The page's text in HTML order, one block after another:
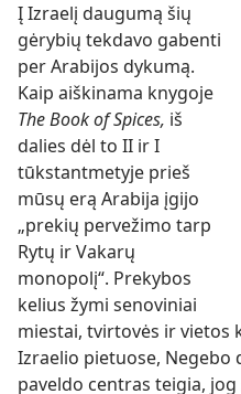
Į Izraelį daugumą šių
gėrybių tekdavo gabenti
per Arabijos dykumą.
Kaip aiškinama knygoje
The Book of Spices, iš
dalies dėl to II ir I
tūkstantmetyje prieš
mūsų erą Arabija įgijo
„prekių pervežimo tarp
Rytų ir Vakarų
monopolį“. Prekybos
kelius žymi senoviniai
miestai, tvirtovės ir vietos
Izraelio pietuose, Negebo
paveldo centras teigia,